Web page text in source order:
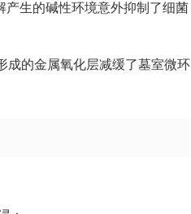
产生的碱性环境意外抑制了细菌
成的金属氧化层减缓了墓室微环